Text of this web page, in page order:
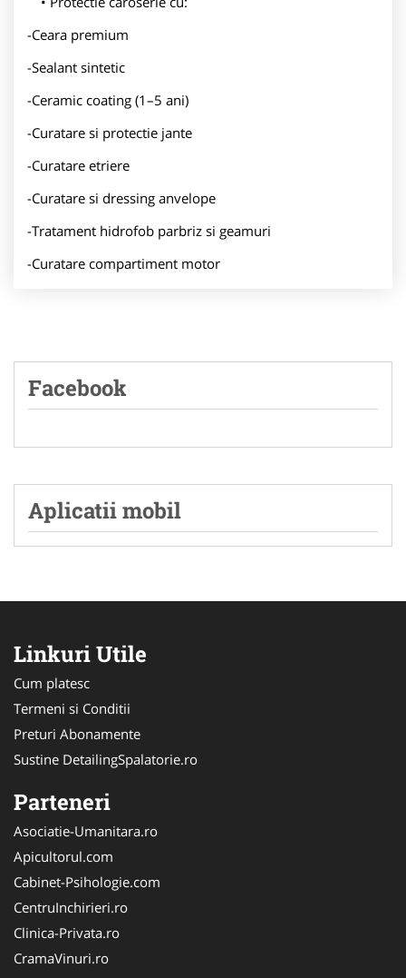
-Ceara premium
-Sealant sintetic
-Ceramic coating (1–5 ani)
-Curatare si protectie jante
-Curatare etriere
-Curatare si dressing anvelope
-Tratament hidrofob parbriz si geamuri
-Curatare compartiment motor
Facebook
Aplicatii mobil
Linkuri Utile
Cum platesc
Termeni si Conditii
Preturi Abonamente
Sustine DetailingSpalatorie.ro
Parteneri
Asociatie-Umanitara.ro
Apicultorul.com
Cabinet-Psihologie.com
CentruInchirieri.ro
Clinica-Privata.ro
CramaVinuri.ro